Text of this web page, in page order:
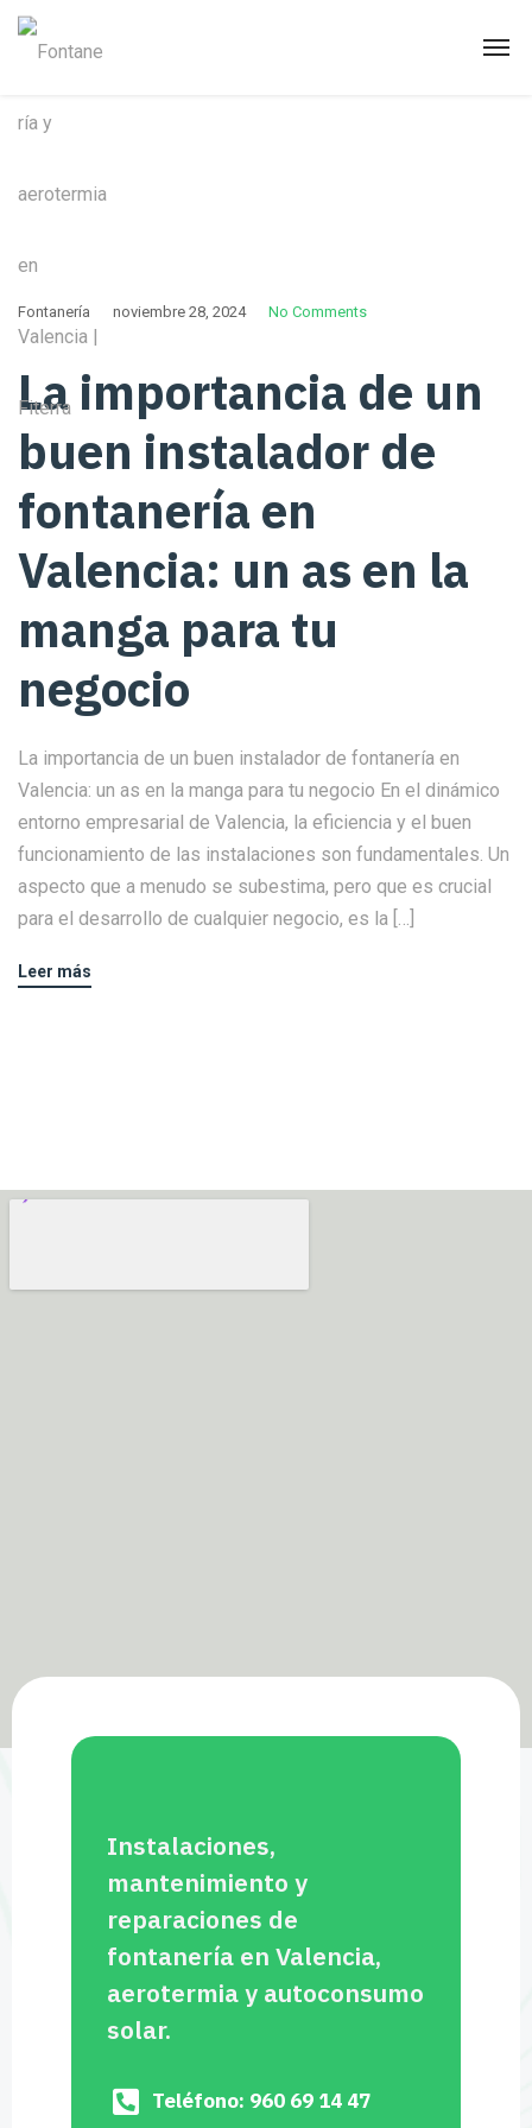
Fontanería noviembre 28, 2024 No Comments
La importancia de un
buen instalador de
fontanería en
Valencia: un as en la
manga para tu
negocio
La importancia de un buen instalador de fontanería en
Valencia: un as en la manga para tu negocio En el dinámico
entorno empresarial de Valencia, la eficiencia y el buen
funcionamiento de las instalaciones son fundamentales. Un
aspecto que a menudo se subestima, pero que es crucial
para el desarrollo de cualquier negocio, es la […]
Leer más
Instalaciones,
mantenimiento y
reparaciones de
fontanería en Valencia,
aerotermia y autoconsumo
solar.
Teléfono: 960 69 14 47